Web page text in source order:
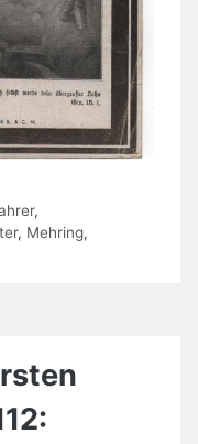
,
, Mehring,